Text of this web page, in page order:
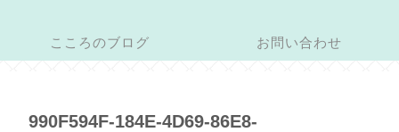
こころのブログ お問い合わせ
990F594F-184E-4D69-86E8-